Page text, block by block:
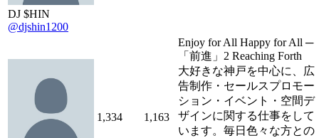
DJ $HIN
@djshin1200
1,334 1,163
Enjoy for All Happy for All ─
「前進」2 Reaching Forth
大好きな神戸を中心に、広
告制作・セールスプロモー
ション・イベント・空間デ
ザインに関する仕事をして
います。毎日色々な方との